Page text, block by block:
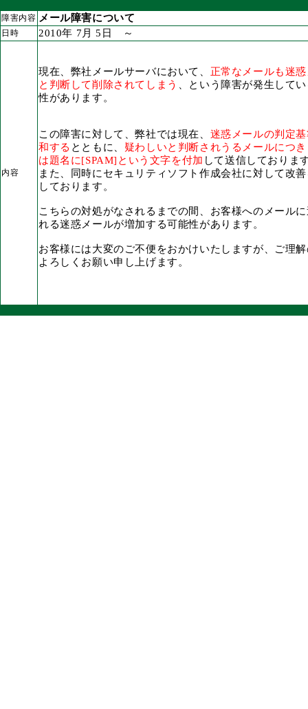
障害内容 メール障害について
日時 2010年 7月 5日 ～
内容
現在、弊社メールサーバにおいて、 正常なメールも迷
と判断して削除されてしまう
、という障害が発生して
性があります。
この障害に対して、弊社では現在、 迷惑メールの判定
和する とともに、 疑わしいと判断されうるメールにつ
は題名に[SPAM]という文字を付加 して送信しておりま
また、同時にセキュリティソフト作成会社に対して改
しております。
こちらの対処がなされるまでの間、お客様へのメール
れる迷惑メールが増加する可能性があります。
お客様には大変のご不便をおかけいたしますが、ご理
よろしくお願い申し上げます。